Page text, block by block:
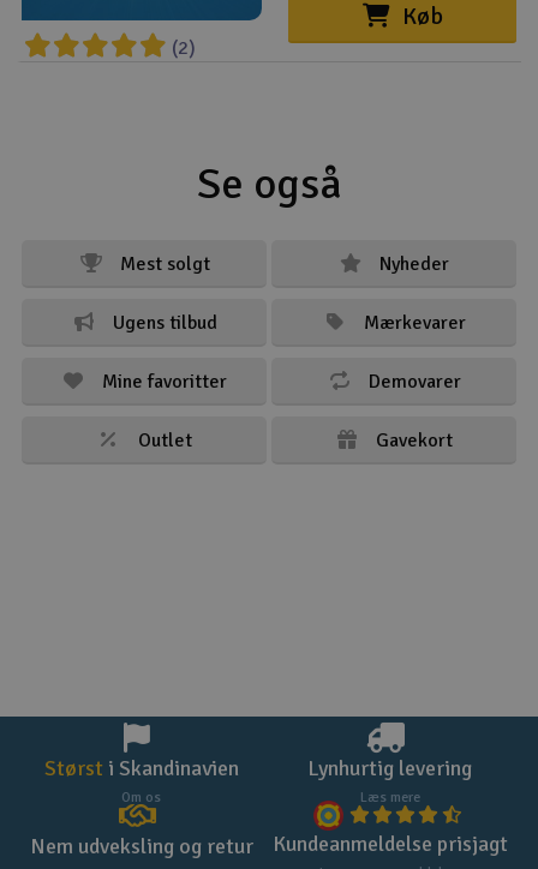
(2)
Køb
Se også
Mest solgt Nyheder
Ugens tilbud Mærkevarer
Mine favoritter Demovarer
Outlet Gavekort
Størst i Skandinavien
Om os
Lynhurtig levering
Læs mere
Nem udveksling og retur Kundeanmeldelse prisjagt